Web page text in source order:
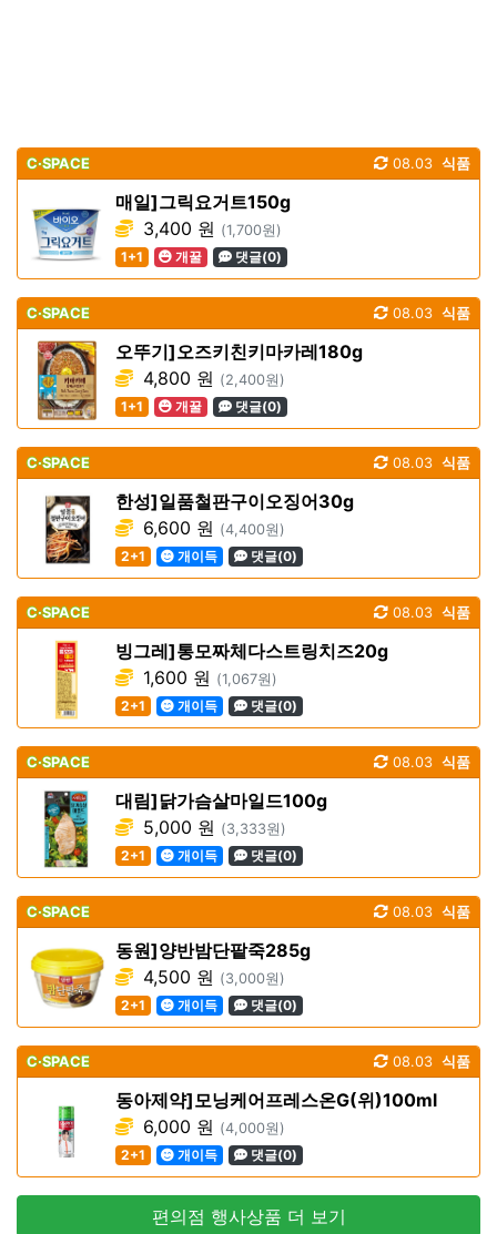
C·SPACE 식품
08.03
매일]그릭요거트150g
3,400 원 (1,700원)
1+1
개꿀 댓글(0)
C·SPACE 식품
08.03
오뚜기]오즈키친키마카레180g
4,800 원 (2,400원)
1+1
개꿀 댓글(0)
C·SPACE 식품
08.03
한성]일품철판구이오징어30g
6,600 원 (4,400원)
2+1
개이득 댓글(0)
C·SPACE 식품
08.03
빙그레]통모짜체다스트링치즈20g
1,600 원 (1,067원)
2+1
개이득 댓글(0)
C·SPACE 식품
08.03
대림]닭가슴살마일드100g
5,000 원 (3,333원)
2+1
개이득 댓글(0)
C·SPACE 식품
08.03
동원]양반밤단팥죽285g
4,500 원 (3,000원)
2+1
개이득 댓글(0)
C·SPACE 식품
08.03
동아제약]모닝케어프레스온G(위)100ml
6,000 원 (4,000원)
2+1
개이득 댓글(0)
편의점 행사상품 더 보기